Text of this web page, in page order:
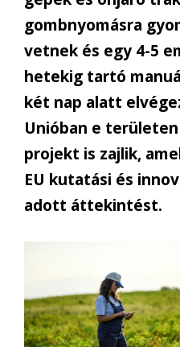
gombnyomásra
vetnek és egy 4-5
hetekig tartó
két nap alatt
Unióban e
projekt is zajlik,
EU kutatási és
adott áttekintést.